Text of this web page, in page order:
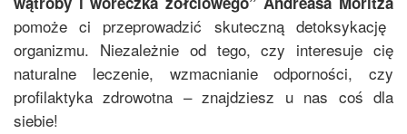
pomoże ci przeprowadzić skuteczną detoksykację
organizmu. Niezależnie od tego, czy interesuje cię
naturalne leczenie, wzmacnianie odporności, czy
profilaktyka zdrowotna – znajdziesz u nas coś dla
siebie!